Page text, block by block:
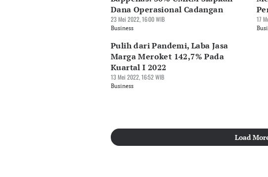
Dana Operasional Cadangan
23 Mei 2022, 16:00 WIB
Business
17
Pulih dari Pandemi, Laba Jasa
Marga Meroket 142,7% Pada
Kuartal I 2022
13 Mei 2022, 16:52 WIB
Business
Load